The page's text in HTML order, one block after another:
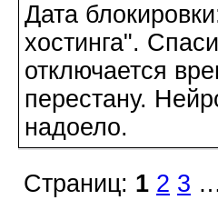
Дата
хостинга".
отключается
перестану.
надоело.
Страниц: 1 2 3